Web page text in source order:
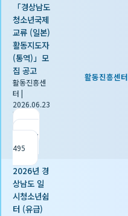
「경상남도
청소년국제
교류 (일본)
활동지도자
(통역)」모
집 공고
활동진흥센
터 |
2026.06.23
|
조회
495
활동진흥센터
2026년 경
상남도 일
시청소년쉼
터 (유급)